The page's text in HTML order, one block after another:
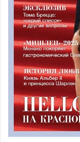
Следующий этап
строительство
Первый этап
Anse du Portier
строительству
зданий, которые